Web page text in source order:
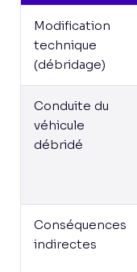
Modification
technique
(débridage)
Conduite du
véhicule
débridé
Conséquences
indirectes